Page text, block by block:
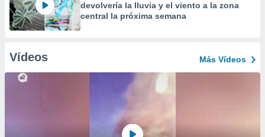
devolvería la lluvia y el viento a la zona
central la próxima semana
Vídeos Más Vídeos